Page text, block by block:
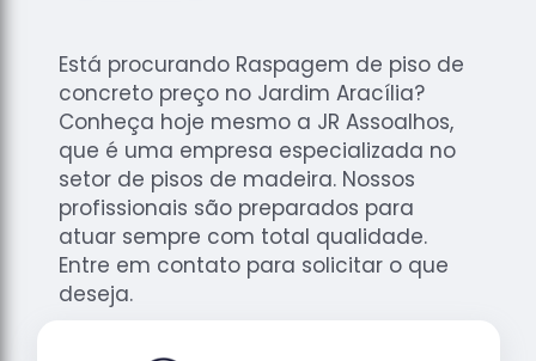
de Tacos
de
Madeiras
Raspagens
de Pisos
Tacos de
Madeiras
Está procurando Raspagem de piso de
concreto preço no Jardim Aracília?
Conheça hoje mesmo a JR Assoalhos,
que é uma empresa especializada no
setor de pisos de madeira. Nossos
profissionais são preparados para
atuar sempre com total qualidade.
Entre em contato para solicitar o que
deseja.